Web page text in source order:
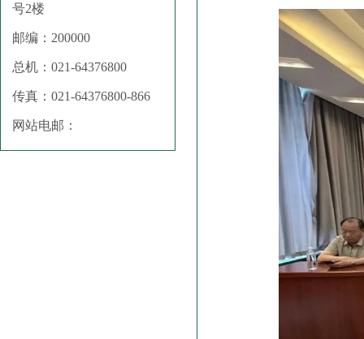
号2楼
邮编：200000
总机：021-64376800
传真：021-64376800-866
网站电邮：